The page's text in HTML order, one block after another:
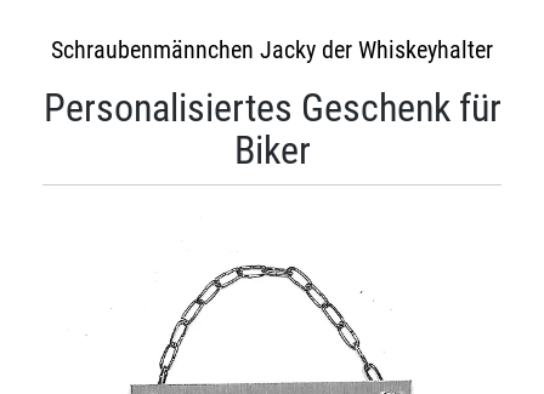
Schraubenmännchen Jacky der Whiskeyhalter
Personalisiertes Geschenk für
Biker